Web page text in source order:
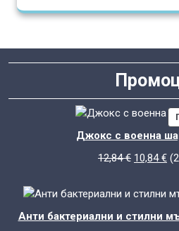
Джокс с военна
12,84€ Original
10,84€ (
Анти бактериални и стилни